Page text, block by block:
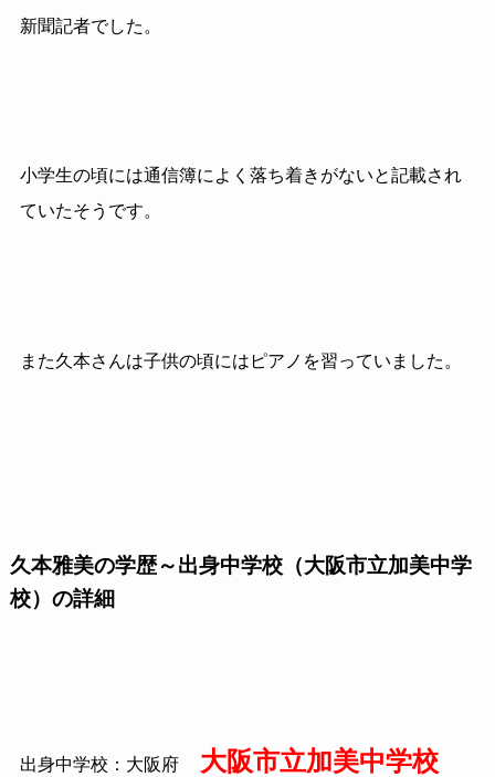
新聞記者でした。
小学生の頃には通信簿によく落ち着きがないと記載され
ていたそうです。
また久本さんは子供の頃にはピアノを習っていました。
久本雅美の学歴～出身中学校（大阪市立加美中学
校）の詳細
出身中学校：大阪府 大阪市立加美中学校